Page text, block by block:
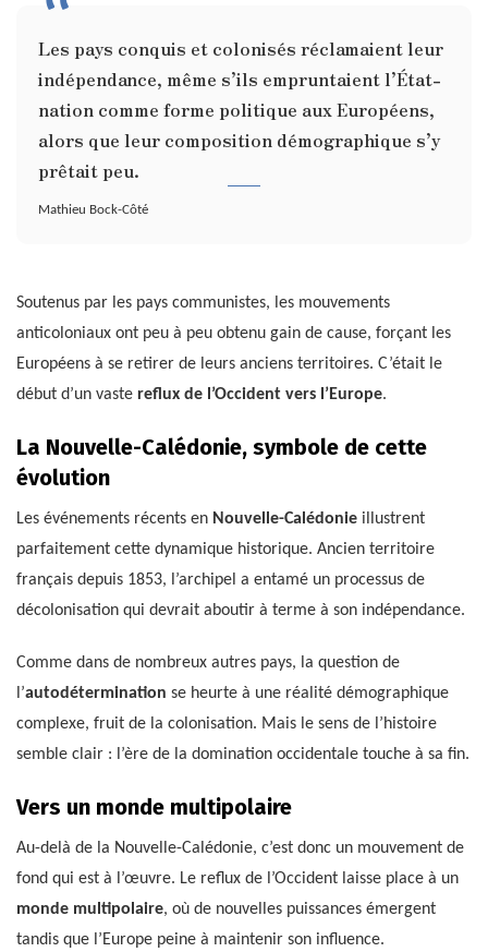
Les pays conquis et colonisés réclamaient leur
indépendance, même s’ils empruntaient l’État-
nation comme forme politique aux Européens,
alors que leur composition démographique s’y
prêtait peu.
Mathieu Bock-Côté
Soutenus par les pays communistes, les mouvements
anticoloniaux ont peu à peu obtenu gain de cause, forçant les
Européens à se retirer de leurs anciens territoires. C’était le
début d’un vaste reflux de l’Occident vers l’Europe.
La Nouvelle-Calédonie, symbole de cette
évolution
Les événements récents en Nouvelle-Calédonie illustrent
parfaitement cette dynamique historique. Ancien territoire
français depuis 1853, l’archipel a entamé un processus de
décolonisation qui devrait aboutir à terme à son indépendance.
Comme dans de nombreux autres pays, la question de
l’autodétermination se heurte à une réalité démographique
complexe, fruit de la colonisation. Mais le sens de l’histoire
semble clair : l’ère de la domination occidentale touche à sa fin.
Vers un monde multipolaire
Au-delà de la Nouvelle-Calédonie, c’est donc un mouvement de
fond qui est à l’œuvre. Le reflux de l’Occident laisse place à un
monde multipolaire, où de nouvelles puissances émergent
tandis que l’Europe peine à maintenir son influence.